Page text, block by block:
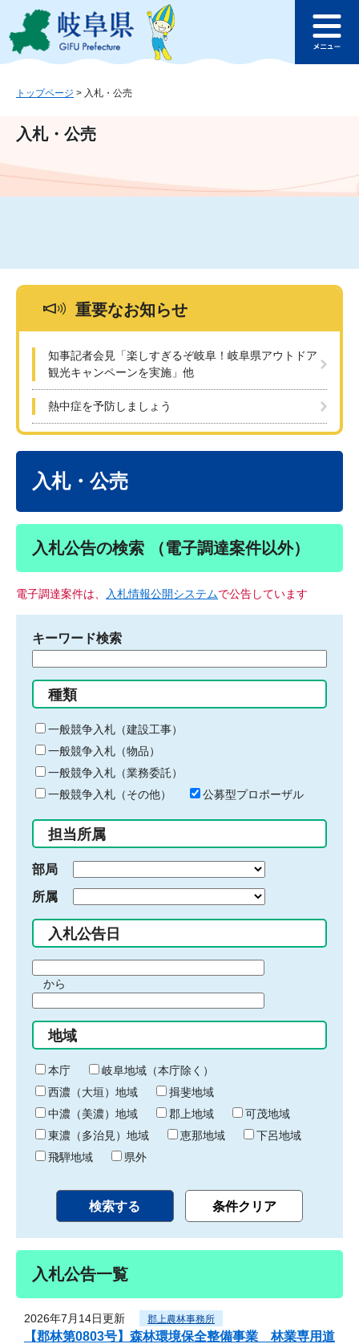
ジ
ュ
文
このページの本文へ
ュ
トップページ > 入札・公売
入札・公売
重要なお知らせ
知事記者会見「楽しすぎるぞ岐阜！岐阜県アウトドア
観光キャンペーンを実施」他
熱中症を予防しましょう
入札・公売
入札公告の検索 （電子調達案件以外）
電子調達案件は、 入札情報公開システムで公告しています
キーワード検索
る
キ
ー
ワ
ー
ド
入
力
種類
一般競争入札（建設工事）
一般競争入札（物品）
一般競争入札（業務委託）
一般競争入札（その他）
公募型プロポーザル
担当所属
部局
所属
入札公告日
間
始
り
から
間
終
わ
り
地域
本庁
岐阜地域（本庁除く）
西濃（大垣）地域
揖斐地域
中濃（美濃）地域
郡上地域
可茂地域
東濃（多治見）地域
恵那地域
下呂地域
飛騨地域
県外
入札公告一覧
2026年7月14日更新 郡上農林事務所
【郡林第0803号】森林環境保全整備事業 林業専用道